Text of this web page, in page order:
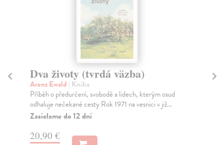
Dva životy (tvrdá väzba)
Arenz Ewald | Kniha
Příběh o předurčení, svobodě a lidech, kterým osud
odhaluje nečekané cesty Rok 1971 na vesnici v již...
Zasielame do 12 dní
20,90 €